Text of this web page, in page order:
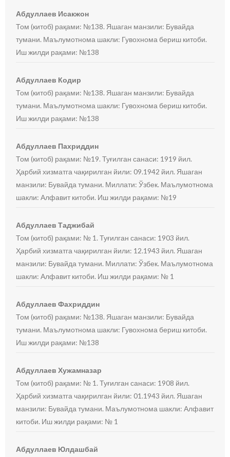
Абдуллаев Исакжон
Том (китоб) рақами: №138. Яшаган манзили: Бувайда
тумани. Маълумотнома шакли: Гувохнома бериш китоби.
Иш жилди рақами: №138
Абдуллаев Кодир
Том (китоб) рақами: №138. Яшаган манзили: Бувайда
тумани. Маълумотнома шакли: Гувохнома бериш китоби.
Иш жилди рақами: №138
Абдуллаев Пахриддин
Том (китоб) рақами: №19. Туғилган санаси: 1919 йил.
Ҳарбий хизматга чақирилган йили: 09.1942 йил. Яшаган
манзили: Бувайда тумани. Миллати: Ўзбек. Маълумотнома
шакли: Алфавит китоби. Иш жилди рақами: №19
Абдуллаев Таджибай
Том (китоб) рақами: № 1. Туғилган санаси: 1903 йил.
Ҳарбий хизматга чақирилган йили: 12.1943 йил. Яшаган
манзили: Бувайда тумани. Миллати: Ўзбек. Маълумотнома
шакли: Алфавит китоби. Иш жилди рақами: № 1
Абдуллаев Фахриддин
Том (китоб) рақами: №138. Яшаган манзили: Бувайда
тумани. Маълумотнома шакли: Гувохнома бериш китоби.
Иш жилди рақами: №138
Абдуллаев Хужамназар
Том (китоб) рақами: № 1. Туғилган санаси: 1908 йил.
Ҳарбий хизматга чақирилган йили: 01.1943 йил. Яшаган
манзили: Бувайда тумани. Маълумотнома шакли: Алфавит
китоби. Иш жилди рақами: № 1
Абдуллаев Юлдашбай